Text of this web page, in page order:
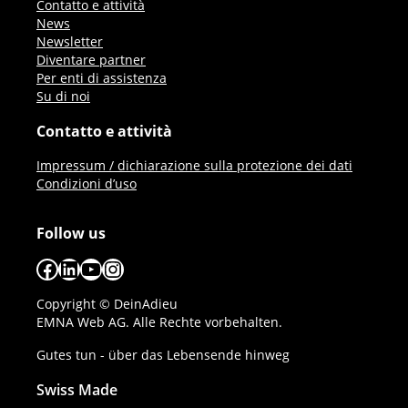
Contatto e attività
News
Newsletter
Diventare partner
Per enti di assistenza
Su di noi
Contatto e attività
Impressum / dichiarazione sulla protezione dei dati
Condizioni d’uso
Follow us
Facebook
LinkedIn
YouTube
Instagram
Copyright © DeinAdieu
EMNA Web AG. Alle Rechte vorbehalten.
Gutes tun - über das Lebensende hinweg
Swiss Made